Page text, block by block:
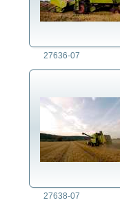
27636-07
27638-07